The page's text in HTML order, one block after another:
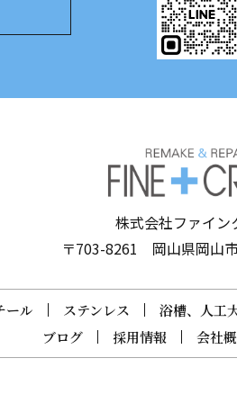
株式会社ファイン
〒703-8261 岡山県岡山
ール ステンレス 浴槽、人工
ブログ
採用情報 会社